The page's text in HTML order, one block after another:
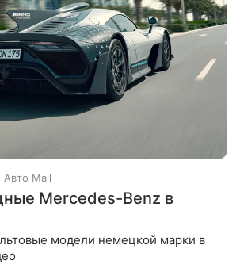
Авто Mail
Mercedes-Benz в
модели немецкой марки в